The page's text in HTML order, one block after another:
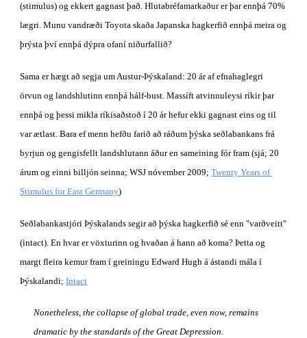
(stimulus) og ekkert gagnast það. Hlutabréfamarkaður er þar ennþá 70%
lægri. Munu vandræði Toyota skaða Japanska hagkerfið ennþá meira og
þrýsta því ennþá dýpra ofaní niðurfallið?
Sama er hægt að segja um Austur-Þýskaland: 20 ár af efnahaglegri
örvun og landshlutinn ennþá hálf-bust. Massíft atvinnuleysi ríkir þar
ennþá og þessi mikla ríkisaðstoð í 20 ár hefur ekki gagnast eins og til
var ætlast. Bara ef menn hefðu farið að ráðum þýska seðlabankans frá
byrjun og gengisfellt landshlutann áður en sameining fór fram (sjá; 20
árum og einni billjón seinna; WSJ nóvember 2009; Twenty Years of
Stimulus for East Germany)
Seðlabankastjóri Þýskalands segir að þýska hagkerfið sé enn "varðveitt"
(intact). En hvar er vöxturinn og hvaðan á hann að koma? Þetta og
margt fleira kemur fram í greiningu Edward Hugh á ástandi mála í
Þýskalandi; Intact
Nonetheless, the collapse of global trade, even now, remains
dramatic by the standards of the Great Depression.